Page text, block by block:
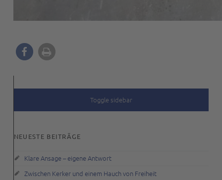
SIDEBAR
Toggle sidebar
NEUESTE BEITRÄGE
Klare Ansage – eigene Antwort
Zwischen Kerker und einem Hauch von Freiheit